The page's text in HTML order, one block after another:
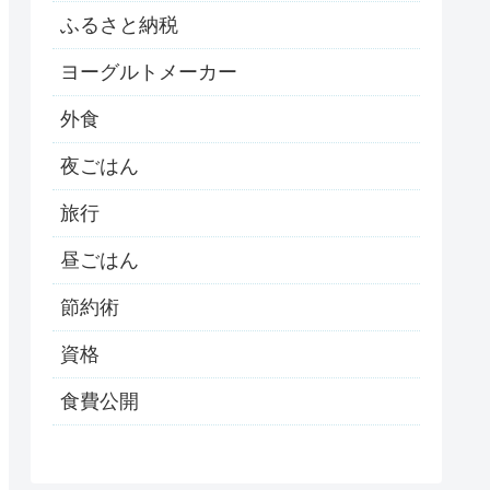
ふるさと納税
ヨーグルトメーカー
外食
夜ごはん
旅行
昼ごはん
節約術
資格
食費公開